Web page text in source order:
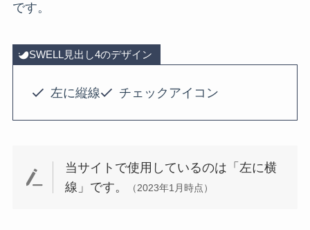
です。
SWELL見出し4のデザイン
左に縦線 チェックアイコン
当サイトで使用しているのは「左に横
線」です。
（2023年1月時点）